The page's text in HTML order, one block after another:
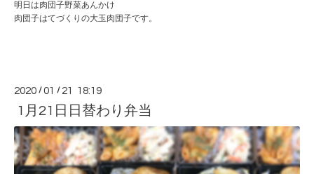
明日は肉団子野菜あんかけ
肉団子はてづくりの大玉肉団子です。
2020 /01 / 21 18:19
1月21日日替わり弁当